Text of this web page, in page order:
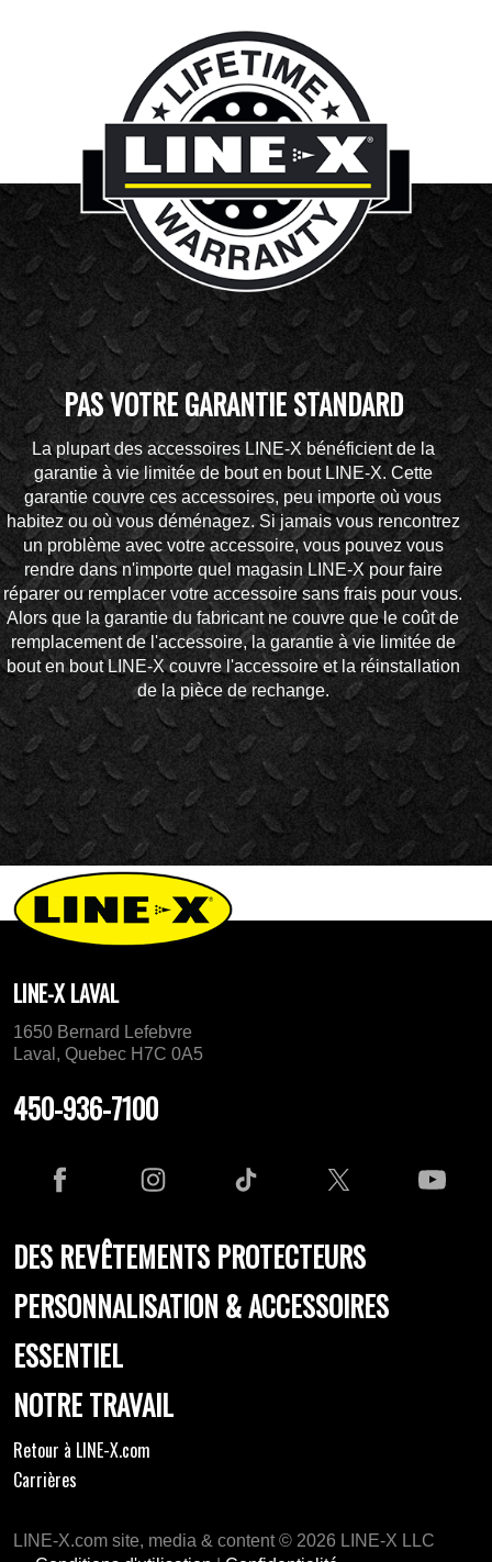
PAS VOTRE GARANTIE STANDARD
La plupart des accessoires LINE-X bénéficient de la
garantie à vie limitée de bout en bout LINE-X. Cette
garantie couvre ces accessoires, peu importe où vous
habitez ou où vous déménagez. Si jamais vous rencontrez
un problème avec votre accessoire, vous pouvez vous
rendre dans n'importe quel magasin LINE-X pour faire
réparer ou remplacer votre accessoire sans frais pour vous.
Alors que la garantie du fabricant ne couvre que le coût de
remplacement de l'accessoire, la garantie à vie limitée de
bout en bout LINE-X couvre l'accessoire et la réinstallation
de la pièce de rechange.
LINE-X LAVAL
1650 Bernard Lefebvre
Laval, Quebec H7C 0A5
450-936-7100
DES REVÊTEMENTS PROTECTEURS
PERSONNALISATION & ACCESSOIRES
ESSENTIEL
NOTRE TRAVAIL
Retour à LINE-X.com
Carrières
LINE-X.com site, media & content © 2026 LINE-X LLC